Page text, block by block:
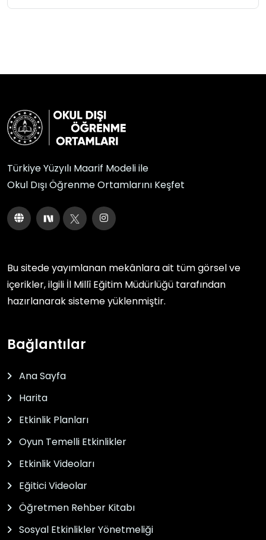
Türkiye Yüzyılı Maarif Modeli ile
Okul Dışı Öğrenme Ortamlarını Keşfet
Bu sitede yayımlanan mekânlara ait tüm görsel ve
içerikler, ilgili İl Millî Eğitim Müdürlüğü tarafından
hazırlanarak sisteme yüklenmiştir.
Bağlantılar
Ana Sayfa
Harita
Etkinlik Planları
Oyun Temelli Etkinlikler
Etkinlik Videoları
Eğitici Videolar
Öğretmen Rehber Kitabı
Sosyal Etkinlikler Yönetmeliği